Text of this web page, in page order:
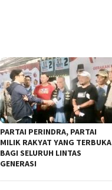
PARTAI PERINDRA, PARTAI
MILIK RAKYAT YANG TERBUKA
BAGI SELURUH LINTAS
GENERASI